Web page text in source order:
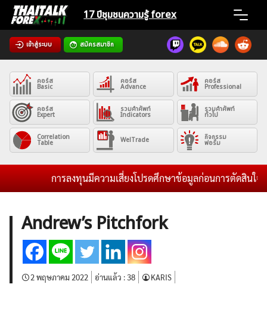
Skip
content
17 ปีชุมชนความรู้ forex
เข้าสู่ระบบ สมัครสมาชิก
Home
News
Articles
VPS Register
ค้นหา
สำหรับ:
คอร์ส
Basic
คอร์ส
Advance
คอร์ส
Professional
คอร์ส
Expert
รวมคำศัพท์
Indicators
รวมคำศัพท์
ทั่วไป
Correlation
Table WelTrade กิจกรรม
ฟอรั่ม
การลงทุนมีความเสี่ยงโปรดศึกษาข้อมูลก่อนการตัดสินใจ
Andrew’s Pitchfork
2 พฤษภาคม 2022 อ่านแล้ว :38 KARIS